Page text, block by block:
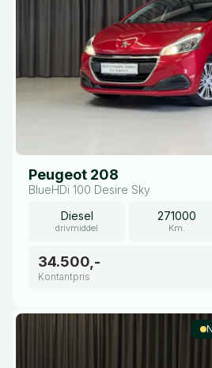
Peugeot 208
BlueHDi 100 Desire Sky
Diesel
drivmiddel
271000
Km.
34.500,-
Kontantpris